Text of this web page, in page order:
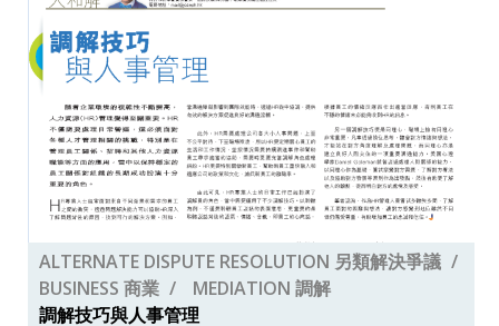
ALTERNATE DISPUTE RESOLUTION 另類解決爭議
BUSINESS 商業
MEDIATION 調解
調解技巧與人事管理